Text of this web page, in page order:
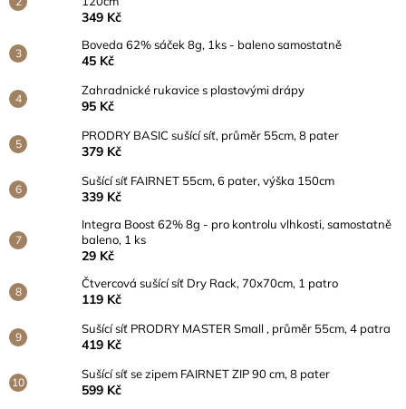
349 Kč
Boveda 62% sáček 8g, 1ks - baleno samostatně
45 Kč
Zahradnické rukavice s plastovými drápy
95 Kč
PRODRY BASIC sušící síť, průměr 55cm, 8 pater
379 Kč
Sušící síť FAIRNET 55cm, 6 pater, výška 150cm
339 Kč
Integra Boost 62% 8g - pro kontrolu vlhkosti, samostatně
baleno, 1 ks
29 Kč
Čtvercová sušící síť Dry Rack, 70x70cm, 1 patro
119 Kč
Sušící síť PRODRY MASTER Small , průměr 55cm, 4 patra
419 Kč
Sušící síť se zipem FAIRNET ZIP 90 cm, 8 pater
599 Kč